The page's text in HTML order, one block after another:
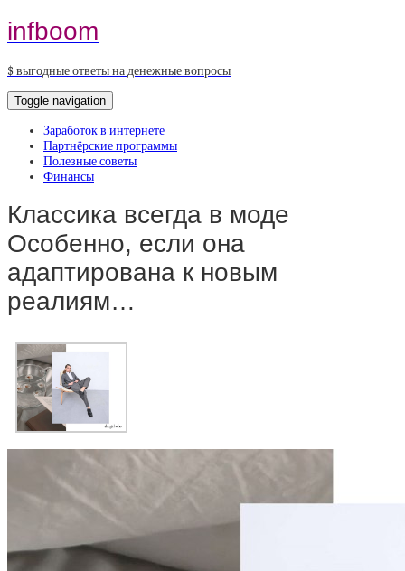
infboom
$ выгодные ответы на денежные вопросы
Toggle navigation
Заработок в интернете
Партнёрские программы
Полезные советы
Финансы
Классика всегда в моде
Особенно, если она
адаптирована к новым
реалиям…